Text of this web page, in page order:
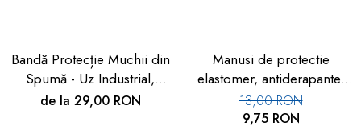
Bandă Protecție Muchii din
Spumă - Uz Industrial,
Crem, 90cm | Car Boy
de la 29,00 RON
Manusi de protectie
elastomer, antiderapante,
set 100 buc
13,00 RON
9,75 RON